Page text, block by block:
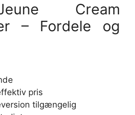
Cream
– Fordele og
pris
tilgængelig